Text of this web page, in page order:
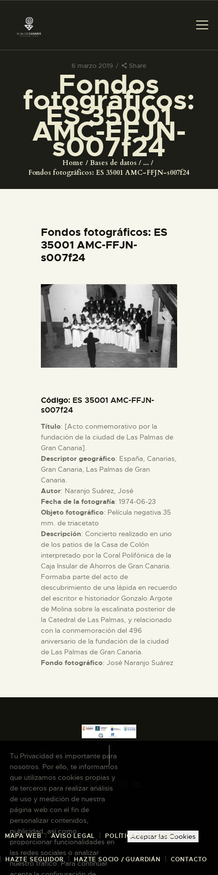
6 marzo 2019 Share
Fondos
fotográficos:
ES 35001
AMC-FFJN-
s007f24
Home Bases de datos
...
Fondos fotográficos: ES 35001 AMC-FFJN-s007f24
PREPARAR LA VISITA
ACTIVIDADES
█
EL MUSEO
DIDÁCTICA
ESPAÑOL
PREPARAR LA VISITA
ACTIVIDADES
█
COLECCIONES
DIDÁCTICA
ESPAÑOL
Fondos fotográficos: ES
35001 AMC-FFJN-
s007f24
Código: ES 35001 AMC-FFJN-
s007f24
Título: [Acto conmemorativo por la
fundación de la ciudad de Las Palmas de
Gran Canaria].
Descriptor geográfico: España, Canarias,
Gran Canaria, Las Palmas de Gran
Canaria.
Autor: Naranjo Suárez, José
Fecha de la fotografía: 1974-06-23
Objeto fotográfico: Película negativa 35
mm. de triacetato
Descripción: Concierto realizado en uno
de los patios de la Casa de Colón
interpretado por la Coral Polifónica de la
Caja Insular de Ahorros de Gran Canaria.
Formaba parte del acto de
descubrimiento de una lápida en recuerdo
del escritor e historiador Gonzalo Argote
de Molina sobre la escalinata posterior de
la Catedral de Las Palmas, y relacionado
con la conmemoración del 496
aniversario de la fundación de la ciudad
de Las Palmas de Gran Canaria.
Fondo fotográfico: José Naranjo Suárez
MAPA WEB AVISO LEGAL POLÍTICA DE COOKIES
HAZTE SEGUIDOR HAZTE SOCIO / GUARDIÁN CONTACTO
Tu Privacidad es importante para
nosotros. Por ello, te informamos
que utilizamos cookies propias y
de terceros para realizar análisis
de uso y medición de nuestra
página web con el fin de
personalizar contenidos,
publicidad, así como
proporcionar funcionalidades en
las redes sociales o analizar
nuestro tráfico. Para continuar
Aceptar las Cookies